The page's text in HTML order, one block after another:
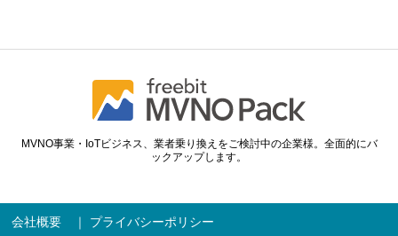
MVNO事業・IoTビジネス、業者乗り換えをご検討中の企業様。全面的にバ
ックアップします。
会社概要 ｜ プライバシーポリシー